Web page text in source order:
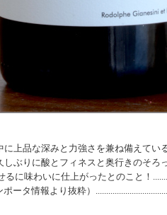
に上品な深みと力強さを兼ね備えてい
しぶりに酸とフィネスと奥行きのそろ
るに味わいに仕上がったとのこと！
ポータ情報より抜粋）